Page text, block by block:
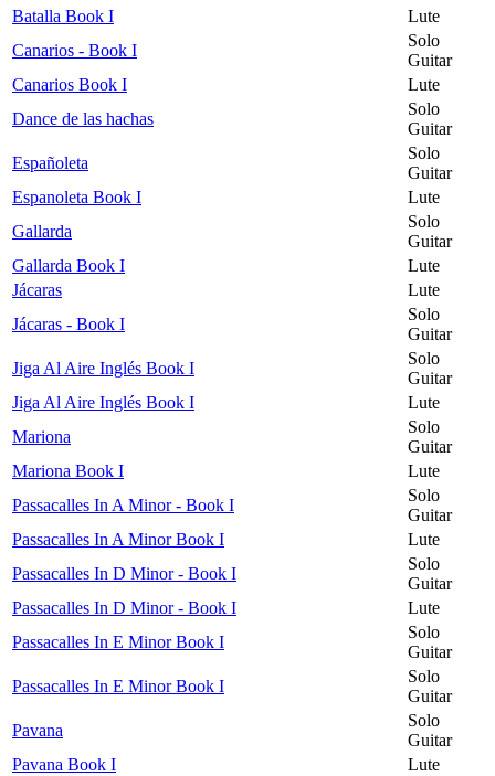
Batalla Book I
Lute
Canarios - Book I
Solo
Guitar
Canarios Book I
Lute
Dance de las hachas
Solo
Guitar
Españoleta
Solo
Guitar
Espanoleta Book I
Lute
Gallarda
Solo
Guitar
Gallarda Book I
Lute
Jácaras
Lute
Jácaras - Book I
Solo
Guitar
Jiga Al Aire Inglés Book I
Solo
Guitar
Jiga Al Aire Inglés Book I
Lute
Mariona
Solo
Guitar
Mariona Book I
Lute
Passacalles In A Minor - Book I
Solo
Guitar
Passacalles In A Minor Book I
Lute
Passacalles In D Minor - Book I
Solo
Guitar
Passacalles In D Minor - Book I
Lute
Passacalles In E Minor Book I
Solo
Guitar
Passacalles In E Minor Book I
Solo
Guitar
Pavana
Solo
Guitar
Pavana Book I
Lute